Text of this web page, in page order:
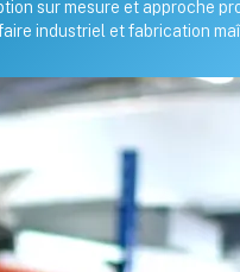
sur mesure et approche
industriel et fabrication